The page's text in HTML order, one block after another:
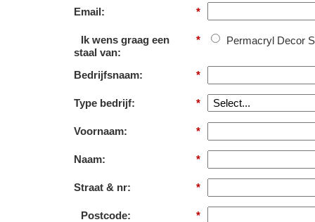
*
Email:
*
Ik wens graag een
staal van:
Permacryl Decor
*
Bedrijfsnaam:
*
Type bedrijf:
*
Voornaam:
*
Naam:
*
Straat & nr:
*
Postcode: